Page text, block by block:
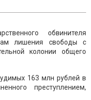
обвинителя
лишения свободы с
колонии общего
163 млн рублей в
преступлением,